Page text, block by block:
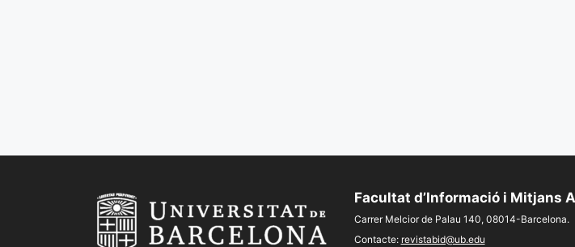
Facultat d’Informació i Mitjans
Carrer Melcior de Palau 140, 08014-Barcelona.
Contacte: revistabid@ub.edu